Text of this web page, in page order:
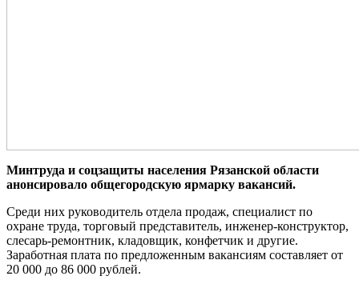
Минтруда и соцзащиты населения Рязанской области
анонсировало общегородскую ярмарку вакансий.
Среди них руководитель отдела продаж, специалист по
охране труда, торговый представитель, инженер-конструктор,
слесарь-ремонтник, кладовщик, конфетчик и другие.
Заработная плата по предложенным вакансиям составляет от
20 000 до 86 000 рублей.